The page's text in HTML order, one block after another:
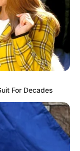
побив до
For Decades